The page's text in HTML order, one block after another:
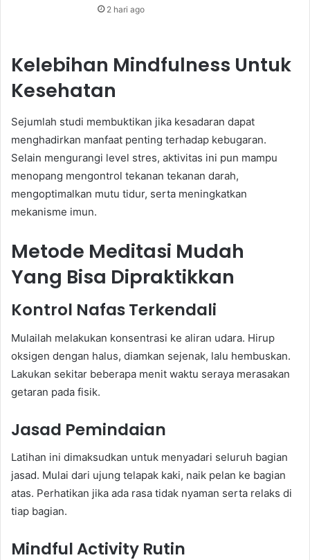
2 hari ago
Kelebihan Mindfulness Untuk
Kesehatan
Sejumlah studi membuktikan jika kesadaran dapat
menghadirkan manfaat penting terhadap kebugaran.
Selain mengurangi level stres, aktivitas ini pun mampu
menopang mengontrol tekanan tekanan darah,
mengoptimalkan mutu tidur, serta meningkatkan
mekanisme imun.
Metode Meditasi Mudah
Yang Bisa Dipraktikkan
Kontrol Nafas Terkendali
Mulailah melakukan konsentrasi ke aliran udara. Hirup
oksigen dengan halus, diamkan sejenak, lalu hembuskan.
Lakukan sekitar beberapa menit waktu seraya merasakan
getaran pada fisik.
Jasad Pemindaian
Latihan ini dimaksudkan untuk menyadari seluruh bagian
jasad. Mulai dari ujung telapak kaki, naik pelan ke bagian
atas. Perhatikan jika ada rasa tidak nyaman serta relaks di
tiap bagian.
Mindful Activity Rutin